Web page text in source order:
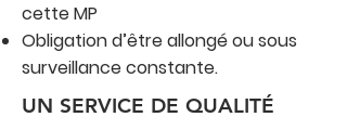
cette MP
Obligation d’être allongé ou sous
surveillance constante.
UN SERVICE DE QUALITÉ